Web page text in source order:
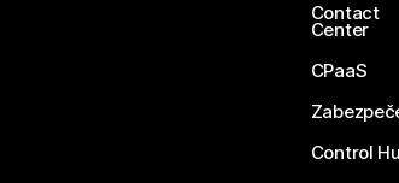
Contact
Center
CPaaS
Control